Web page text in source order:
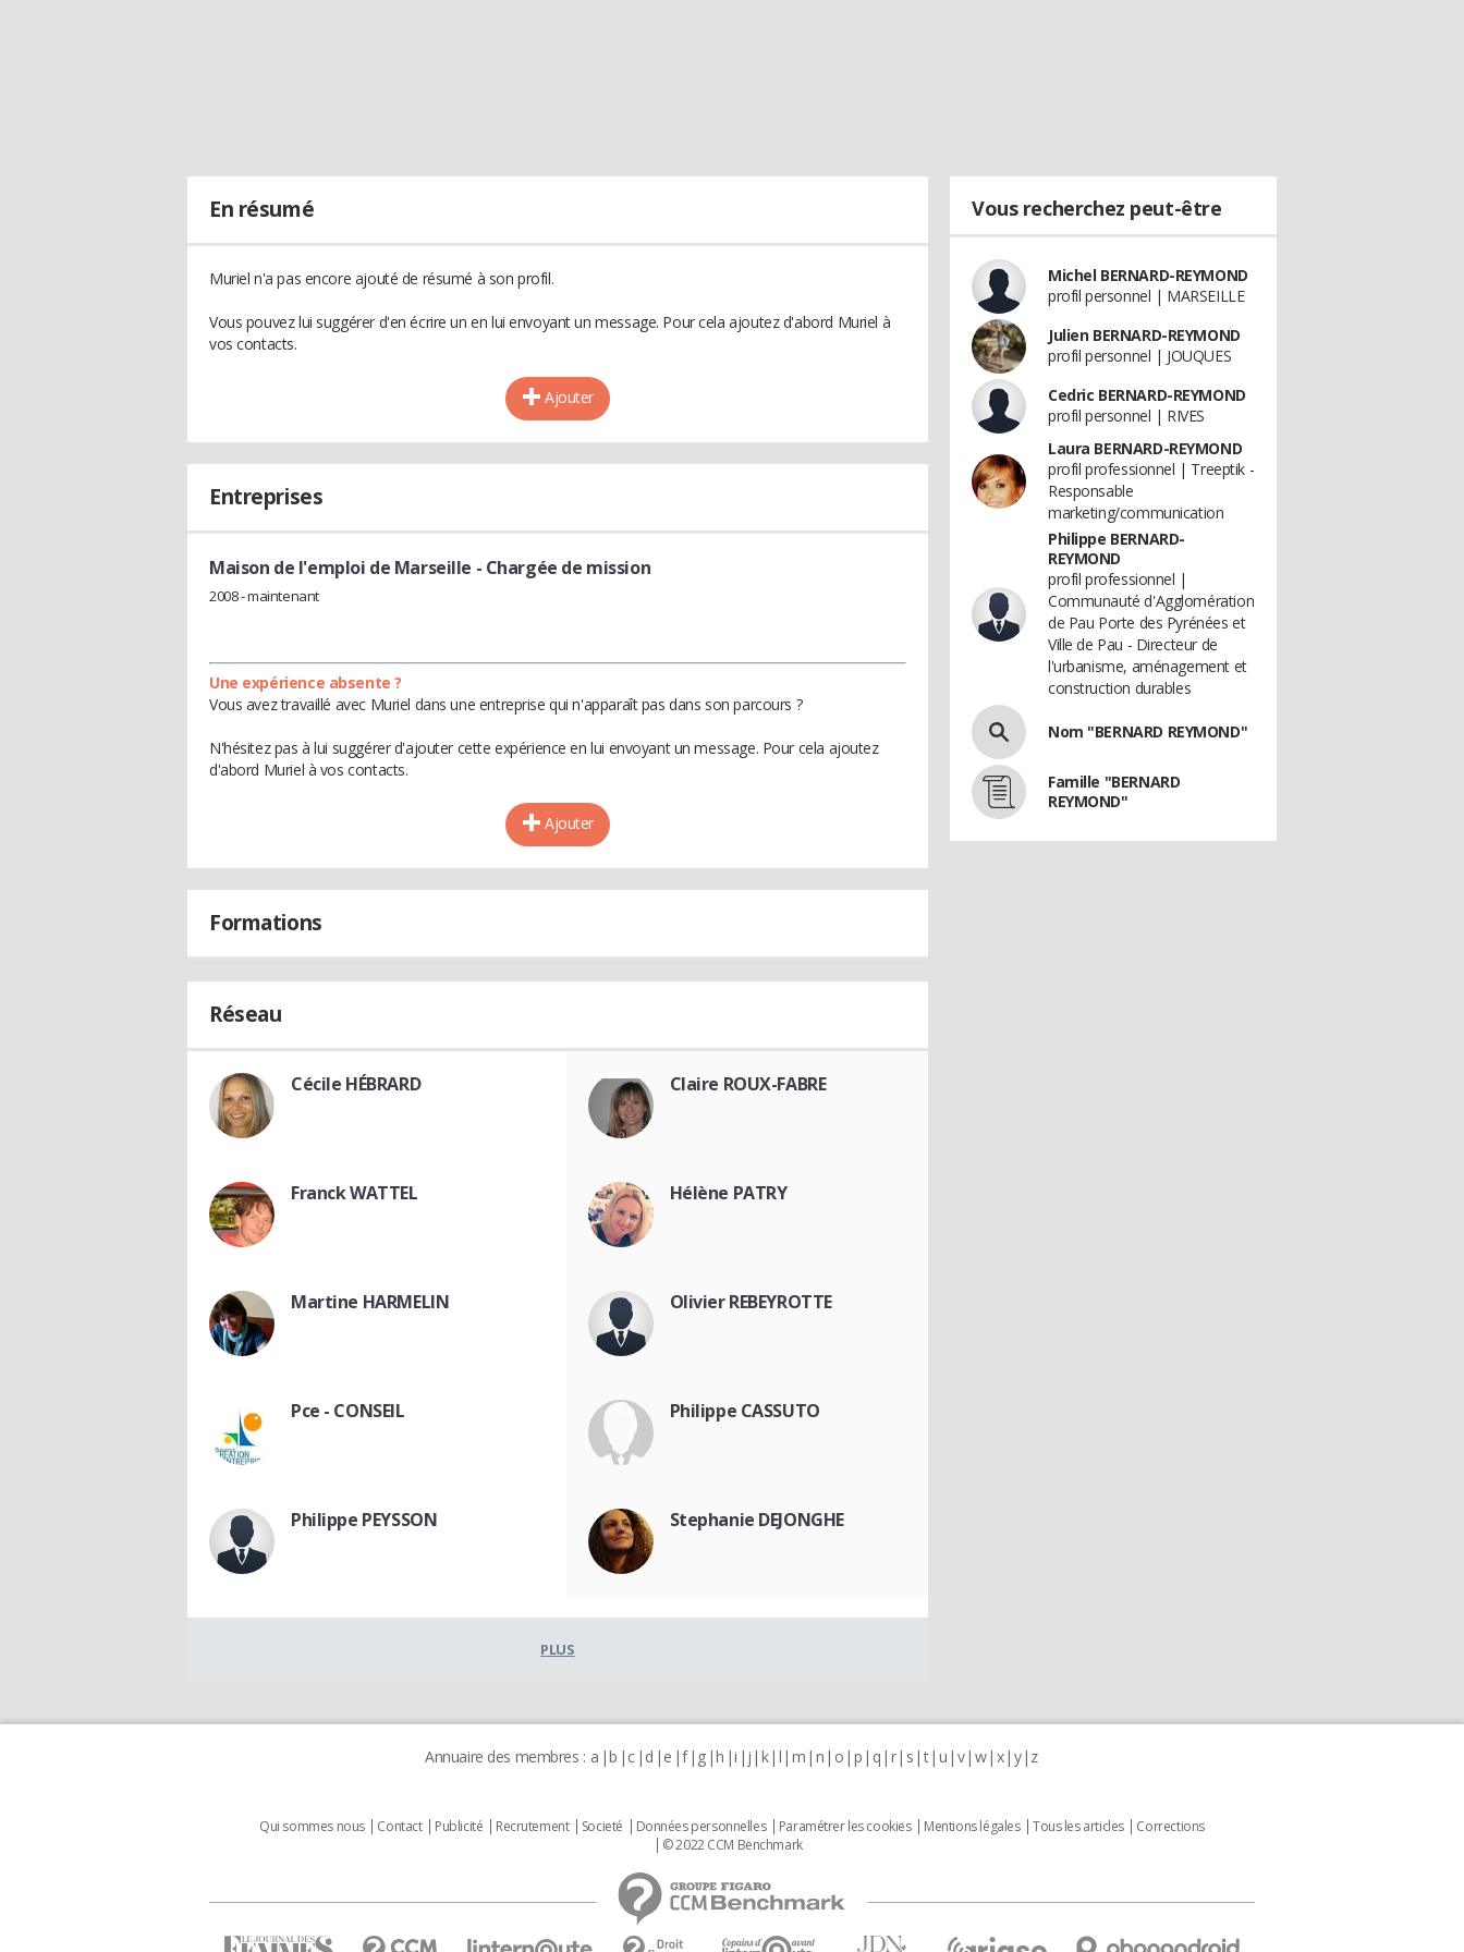
En résumé
Muriel n'a pas encore ajouté de résumé à son profil.
Vous pouvez lui suggérer d'en écrire un en lui envoyant un message. Pour cela ajoutez d'abord Muriel à
vos contacts.
Ajouter
Entreprises
Maison de l'emploi de Marseille - Chargée de mission
2008 - maintenant
Une expérience absente ?
Vous avez travaillé avec Muriel dans une entreprise qui n'apparaît pas dans son parcours ?
N'hésitez pas à lui suggérer d'ajouter cette expérience en lui envoyant un message. Pour cela ajoutez
d'abord Muriel à vos contacts.
Ajouter
Formations
Réseau
Cécile HÉBRARD Claire ROUX-FABRE
Franck WATTEL Hélène PATRY
Martine HARMELIN Olivier REBEYROTTE
Pce - CONSEIL Philippe CASSUTO
Philippe PEYSSON Stephanie DEJONGHE
PLUS
Vous recherchez peut-être
Michel BERNARD-REYMOND
profil personnel | MARSEILLE
Julien BERNARD-REYMOND
profil personnel | JOUQUES
Cedric BERNARD-REYMOND
profil personnel | RIVES
Laura BERNARD-REYMOND
profil professionnel | Treeptik -
Responsable
marketing/communication
Philippe BERNARD-
REYMOND
profil professionnel |
Communauté d'Agglomération
de Pau Porte des Pyrénées et
Ville de Pau - Directeur de
l'urbanisme, aménagement et
construction durables
Nom "BERNARD REYMOND"
Famille "BERNARD
REYMOND"
Annuaire des membres : a b c d e f g h i j k l m n o p q r s t u v w x y z
Qui sommes nous Contact Publicité Recrutement Societé Données personnelles Paramétrer les cookies Mentions légales Tous les articles
Corrections
© 2022 CCM Benchmark